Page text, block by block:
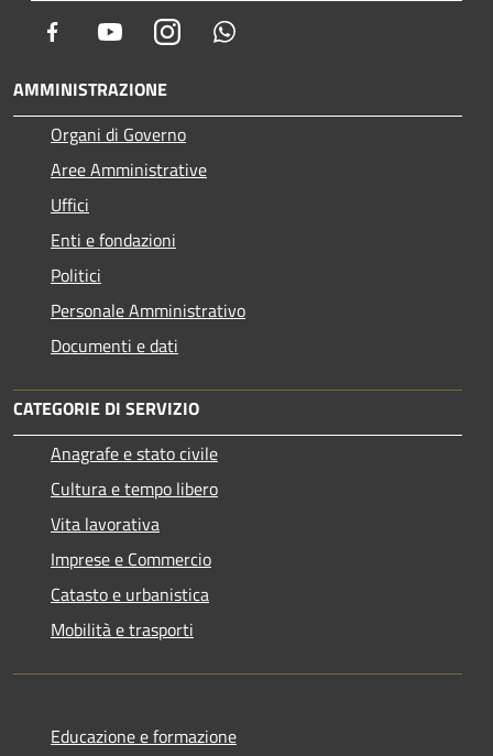
Facebook YoutubeInstagram
AMMINISTRAZIONE
Organi di Governo
Aree Amministrative
Uffici
Enti e fondazioni
Politici
Personale Amministrativo
Documenti e dati
CATEGORIE DI SERVIZIO
Anagrafe e stato civile
Cultura e tempo libero
Vita lavorativa
Imprese e Commercio
Catasto e urbanistica
Mobilità e trasporti
Educazione e formazione